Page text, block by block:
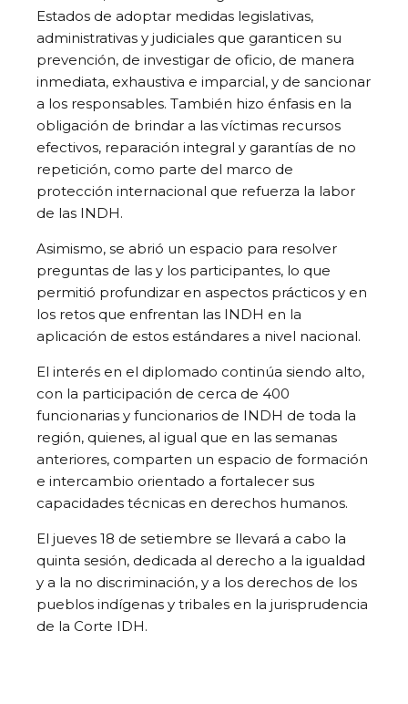
Estados de adoptar medidas legislativas,
administrativas y judiciales que garanticen su
prevención, de investigar de oficio, de manera
inmediata, exhaustiva e imparcial, y de sancionar
a los responsables. También hizo énfasis en la
obligación de brindar a las víctimas recursos
efectivos, reparación integral y garantías de no
repetición, como parte del marco de
protección internacional que refuerza la labor
de las INDH.
Asimismo, se abrió un espacio para resolver
preguntas de las y los participantes, lo que
permitió profundizar en aspectos prácticos y en
los retos que enfrentan las INDH en la
aplicación de estos estándares a nivel nacional.
El interés en el diplomado continúa siendo alto,
con la participación de cerca de 400
funcionarias y funcionarios de INDH de toda la
región, quienes, al igual que en las semanas
anteriores, comparten un espacio de formación
e intercambio orientado a fortalecer sus
capacidades técnicas en derechos humanos.
El jueves 18 de setiembre se llevará a cabo la
quinta sesión, dedicada al derecho a la igualdad
y a la no discriminación, y a los derechos de los
pueblos indígenas y tribales en la jurisprudencia
de la Corte IDH.